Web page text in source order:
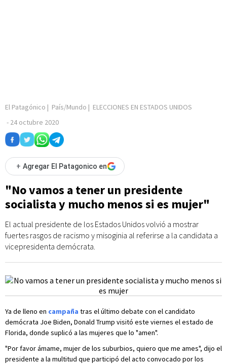
El Patagónico | País/Mundo | ELECCIONES EN ESTADOS UNIDOS
- 24 octubre 2020
+ Agregar El Patagonico en
"No vamos a tener un presidente
socialista y mucho menos si es mujer"
El actual presidente de los Estados Unidos volvió a mostrar
fuertes rasgos de racismo y misoginia al referirse a la candidata a
vicepresidenta demócrata.
Ya de lleno en campaña tras el último debate con el candidato
demócrata Joe Biden, Donald Trump visitó este viernes el estado de
Florida, donde suplicó a las mujeres que lo "amen".
"Por favor ámame, mujer de los suburbios, quiero que me ames", dijo el
presidente a la multitud que participó del acto convocado por los